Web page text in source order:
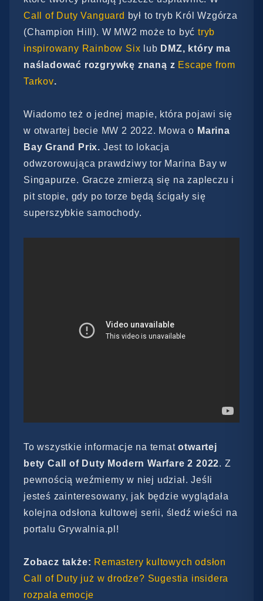
Call of Duty Vanguard był to tryb Król Wzgórza
(Champion Hill). W MW2 może to być tryb
inspirowany Rainbow Six lub DMZ, który ma
naśladować rozgrywkę znaną z Escape from
Tarkov.
Wiadomo też o jednej mapie, która pojawi się
w otwartej becie MW 2 2022. Mowa o Marina
Bay Grand Prix. Jest to lokacja
odwzorowująca prawdziwy tor Marina Bay w
Singapurze. Gracze zmierzą się na zapleczu i
pit stopie, gdy po torze będą ścigały się
superszybkie samochody.
To wszystkie informacje na tematotwartej
bety Call of Duty Modern Warfare 2 2022. Z
pewnością weźmiemy w niej udział. Jeśli
jesteś zainteresowany, jak będzie wyglądała
kolejna odsłona kultowej serii, śledź wieści na
portalu Grywalnia.pl!
Zobacz także: Remastery kultowych odsłon
Call of Duty już w drodze? Sugestia insidera
rozpala emocje